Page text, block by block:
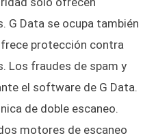
G Data se ocupa también
protección contra
Los fraudes de spam y
el software de G Data.
de doble escaneo.
motores de escaneo